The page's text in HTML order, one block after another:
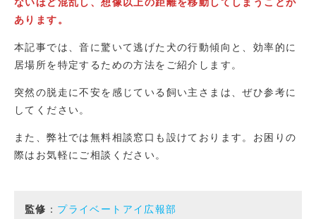
あります。
本記事では、音に驚いて逃げた犬の行動傾向と、効率的に
居場所を特定するための方法をご紹介します。
突然の脱走に不安を感じている飼い主さまは、ぜひ参考に
してください。
また、弊社では無料相談窓口も設けております。お困りの
際はお気軽にご相談ください。
監修 ： プライベートアイ広報部